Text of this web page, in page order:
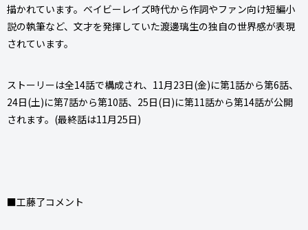
描かれています。ベイビーレイズ時代から作詞やファン向け短編小
説の執筆など、文才を発揮していた渡邊璃生の独自の世界感が表現
されています。
ストーリーは全14話で構成され、11月23日(金)に第1話から第6話、
24日(土)に第7話から第10話、25日(日)に第11話から第14話が公開
されます。(最終話は11月25日)
■工藤了コメント